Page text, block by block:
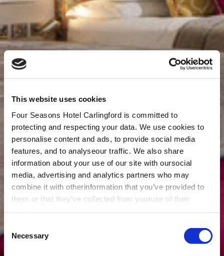
This website uses cookies
Four Seasons Hotel Carlingford is committed to
protecting and respecting your data. We use cookies to
personalise content and ads, to provide social media
features, and to analyseour traffic. We also share
information about your use of our site with oursocial
media, advertising and analytics partners who may
combine it with otherinformation that you’ve provided to
them or that they’ve collected from youruse of their
Selection
Necessary